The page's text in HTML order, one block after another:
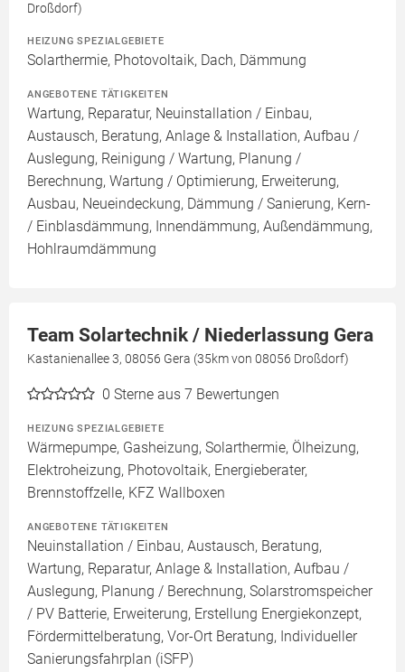
Droßdorf)
HEIZUNG SPEZIALGEBIETE
Solarthermie, Photovoltaik, Dach, Dämmung
ANGEBOTENE TÄTIGKEITEN
Wartung, Reparatur, Neuinstallation / Einbau,
Austausch, Beratung, Anlage & Installation, Aufbau /
Auslegung, Reinigung / Wartung, Planung /
Berechnung, Wartung / Optimierung, Erweiterung,
Ausbau, Neueindeckung, Dämmung / Sanierung, Kern-
/ Einblasdämmung, Innendämmung, Außendämmung,
Hohlraumdämmung
Team Solartechnik / Niederlassung Gera
Kastanienallee 3, 08056 Gera (35km von 08056 Droßdorf)
0 Sterne aus 7 Bewertungen
HEIZUNG SPEZIALGEBIETE
Wärmepumpe, Gasheizung, Solarthermie, Ölheizung,
Elektroheizung, Photovoltaik, Energieberater,
Brennstoffzelle, KFZ Wallboxen
ANGEBOTENE TÄTIGKEITEN
Neuinstallation / Einbau, Austausch, Beratung,
Wartung, Reparatur, Anlage & Installation, Aufbau /
Auslegung, Planung / Berechnung, Solarstromspeicher
/ PV Batterie, Erweiterung, Erstellung Energiekonzept,
Fördermittelberatung, Vor-Ort Beratung, Individueller
Sanierungsfahrplan (iSFP)